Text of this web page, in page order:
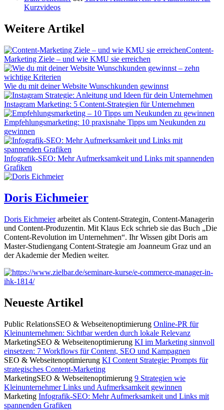
Kurzvideos
Weitere Artikel
Content-
Marketing Ziele – und wie KMU sie erreichen
Wie du mit deiner Website Wunschkunden gewinnst
Instagram Marketing: 5 Content-Strategien für Unternehmen
Empfehlungsmarketing: 10 praxisnahe Tipps um Neukunden zu
gewinnen
Infografik-SEO: Mehr Aufmerksamkeit und Links mit spannenden
Grafiken
Doris Eichmeier
Doris Eichmeierarbeitet als Content-Strategin, Content-Managerin
und Content-Produzentin. Mit Klaus Eck schrieb sie das Buch „Die
Content-Revolution im Unternehmen“. Ihr Wissen gibt Doris am
Master-Studiengang Content-Strategie am Joanneum Graz und an
der Akademie der Medien weiter.
Neueste Artikel
Public RelationsSEO & Webseitenoptimierung Online-PR für
Kleinunternehmen: Sichtbar werden durch lokale Relevanz
MarketingSEO & Webseitenoptimierung KI im Marketing sinnvoll
einsetzen: 7 Workflows für Content, SEO und Kampagnen
SEO & Webseitenoptimierung KI Content Strategie: Prompts für
strategisches Content-Marketing
MarketingSEO & Webseitenoptimierung 9 Strategien wie
Kleinunternehmer Links und Aufmerksamkeit gewinnen
Marketing Infografik-SEO: Mehr Aufmerksamkeit und Links mit
spannenden Grafiken